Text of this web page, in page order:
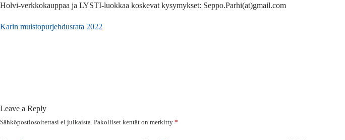
Holvi-verkkokauppaa ja LYSTI-luokkaa koskevat kysymykset: Seppo.Parhi(at)gmail.com
Karin muistopurjehdusrata 2022
Leave a Reply
Sähköpostiosoitettasi ei julkaista. Pakolliset kentät on merkitty *